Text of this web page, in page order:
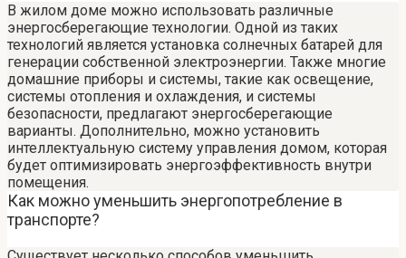
В жилом доме можно использовать различные
энергосберегающие технологии. Одной из таких
технологий является установка солнечных батарей для
генерации собственной электроэнергии. Также многие
домашние приборы и системы, такие как освещение,
системы отопления и охлаждения, и системы
безопасности, предлагают энергосберегающие
варианты. Дополнительно, можно установить
интеллектуальную систему управления домом, которая
будет оптимизировать энергоэффективность внутри
помещения.
Как можно уменьшить энергопотребление в
транспорте?